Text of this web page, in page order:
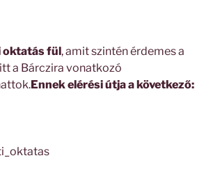
oktatás fül, amit szintén érdemes a
a Bárczira vonatkozó
Ennek elérési útja a következő: